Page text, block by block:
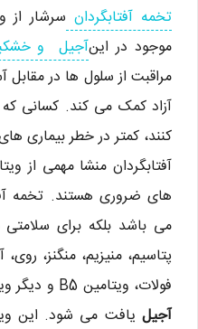
تخمه آفتابگردان
موجود در اینآجیل و
مراقبت از سلول ها در
کنند، کمتر در خطر بیماری
آفتابگردان منشا مهمی از
های ضروری هستند. تخمه
می باشد بلکه برای سلامتی
پتاسیم، منیزیم، منگنز،
فولات، ویتامین B5 و دیگر ویتامین های دیگر گروه B در این
آجیل یافت می شود. این